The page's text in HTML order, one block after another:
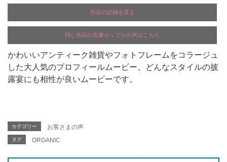
作品の詳細を見る
同じ作品の先輩カップルの声はこちら
かわいいアンティーク雑貨やフォトフレームをコラージュ
した大人気のプロフィールムービー。どんなスタイルの披
露宴にも相性が良いムービーです。
カテゴリー お客さまの声
タグ ORGANIC